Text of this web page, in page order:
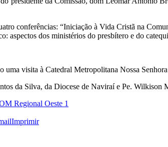
conferências: “Iniciação à Vida Cristã na
dos ministérios do presbítero e do
uma visita à Catedral Metropolitana Nossa
da Silva, da Diocese de Naviraí e Pe. Wilkison
Regional Oeste 1
Imprimir